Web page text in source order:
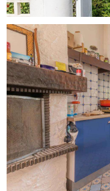
L'étage est
chambres
sanitaires. Cette
confortablement une
plusieurs espaces
En rez-de-jardin, une
m² ouvre de
espace loisirs, salle
selon les besoins de
viennent compléter